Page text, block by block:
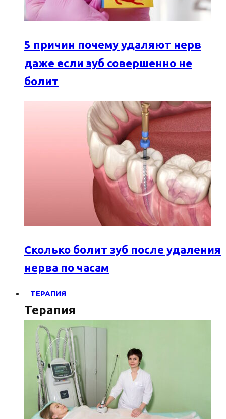
5 причин почему удаляют нерв
даже если зуб совершенно не
болит
Сколько болит зуб после удаления
нерва по часам
ТЕРАПИЯ
Терапия